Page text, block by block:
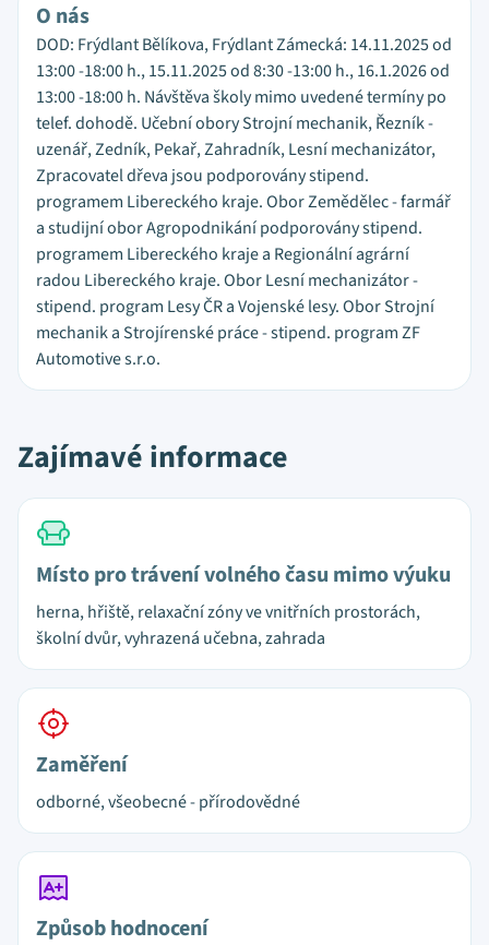
O nás
DOD: Frýdlant Bělíkova, Frýdlant Zámecká: 14.11.2025 od
13:00 -18:00 h., 15.11.2025 od 8:30 -13:00 h., 16.1.2026 od
13:00 -18:00 h. Návštěva školy mimo uvedené termíny po
telef. dohodě. Učební obory Strojní mechanik, Řezník -
uzenář, Zedník, Pekař, Zahradník, Lesní mechanizátor,
Zpracovatel dřeva jsou podporovány stipend.
programem Libereckého kraje. Obor Zemědělec - farmář
a studijní obor Agropodnikání podporovány stipend.
programem Libereckého kraje a Regionální agrární
radou Libereckého kraje. Obor Lesní mechanizátor -
stipend. program Lesy ČR a Vojenské lesy. Obor Strojní
mechanik a Strojírenské práce - stipend. program ZF
Automotive s.r.o.
Zajímavé informace
Místo pro trávení volného času mimo výuku
herna, hřiště, relaxační zóny ve vnitřních prostorách,
školní dvůr, vyhrazená učebna, zahrada
Zaměření
odborné, všeobecné - přírodovědné
Způsob hodnocení